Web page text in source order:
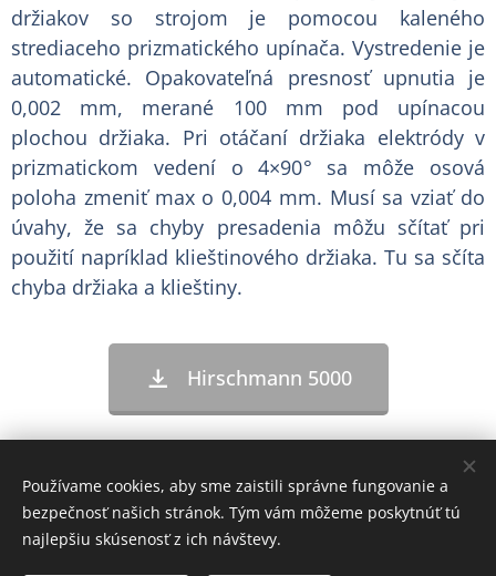
držiakov so strojom je pomocou kaleného
strediaceho prizmatického upínača. Vystredenie je
automatické. Opakovateľná presnosť upnutia je
0,002 mm, merané 100 mm pod upínacou
plochou držiaka. Pri otáčaní držiaka elektródy v
prizmatickom vedení o 4×90° sa môže osová
poloha zmeniť max o 0,004 mm. Musí sa vziať do
úvahy, že sa chyby presadenia môžu sčítať pri
použití napríklad klieštinového držiaka. Tu sa sčíta
chyba držiaka a klieštiny.
Hirschmann 5000
PENTA SLOVENSKO, s.r.o.
Hodžova 4944
058 01 Poprad
Používame cookies, aby sme zaistili správne fungovanie a
bezpečnosť našich stránok. Tým vám môžeme poskytnúť tú
najlepšiu skúsenosť z ich návštevy.